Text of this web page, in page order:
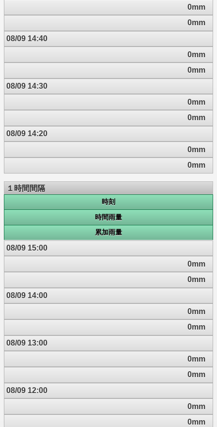
0mm
0mm
08/09 14:40
0mm
0mm
08/09 14:30
0mm
0mm
08/09 14:20
0mm
0mm
１時間間隔
時刻
時間雨量
累加雨量
08/09 15:00
0mm
0mm
08/09 14:00
0mm
0mm
08/09 13:00
0mm
0mm
08/09 12:00
0mm
0mm